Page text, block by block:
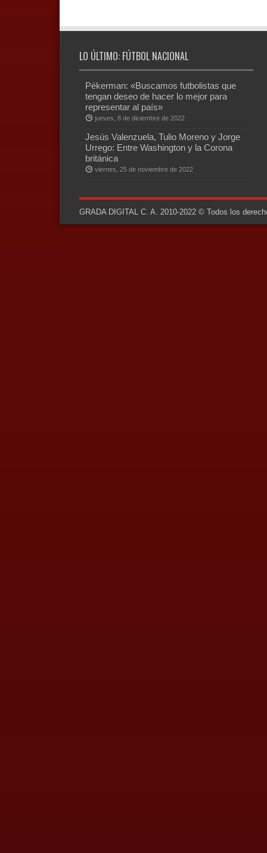
LO ÚLTIMO: FÚTBOL NACIONAL
Pékerman: «Buscamos futbolistas que
tengan deseo de hacer lo mejor para
representar al país»
jueves, 8 de diciembre de 2022
Jesús Valenzuela, Tulio Moreno y Jorge
Urrego: Entre Washington y la Corona
británica
viernes, 25 de noviembre de 2022
GRADA DIGITAL C. A. 2010-2022 © Todos los